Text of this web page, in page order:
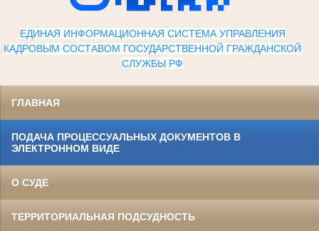
ЕДИНАЯ ИНФОРМАЦИОННАЯ СИСТЕМА УПРАВЛЕНИЯ
КАДРОВЫМ СОСТАВОМ ГОСУДАРСТВЕННОЙ ГРАЖДАНСКОЙ
СЛУЖБЫ РФ
ГЛАВНАЯ
ПОДАЧА ПРОЦЕССУАЛЬНЫХ ДОКУМЕНТОВ В
ЭЛЕКТРОННОМ ВИДЕ
О СУДЕ
ТЕРРИТОРИАЛЬНАЯ ПОДСУДНОСТЬ